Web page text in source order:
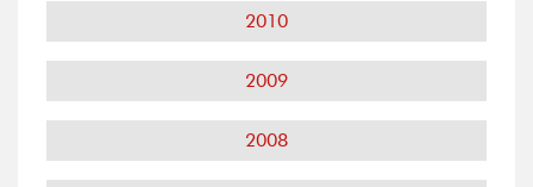
2010
2009
2008